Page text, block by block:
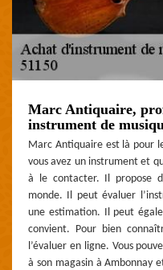
Marc Antiquaire,
instrument de
Marc Antiquaire est là pour
vous avez un instrument et
à le contacter. Il propose
monde. Il peut évaluer
une estimation. Il peut
convient. Pour bien
l’évaluer en ligne. Vous
à son magasin à Ambonnay